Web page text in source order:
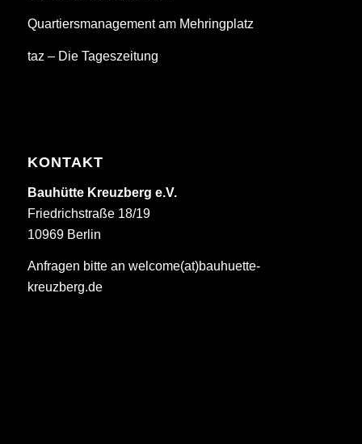
Quartiersmanagement am Mehringplatz
taz – Die Tageszeitung
KONTAKT
Bauhütte Kreuzberg e.V.
Friedrichstraße 18/19
10969 Berlin
Anfragen bitte an welcome(at)bauhuette-
kreuzberg.de